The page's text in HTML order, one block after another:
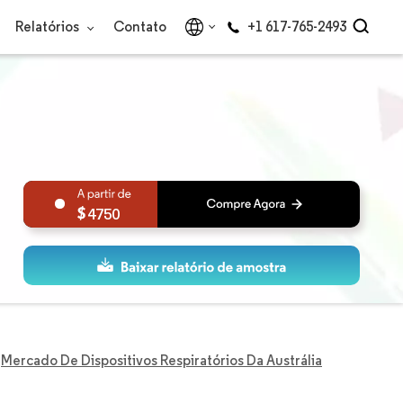
Relatórios Contato +1 617-765-2493
4750
Mercado De Dispositivos Respiratórios Da Austrália